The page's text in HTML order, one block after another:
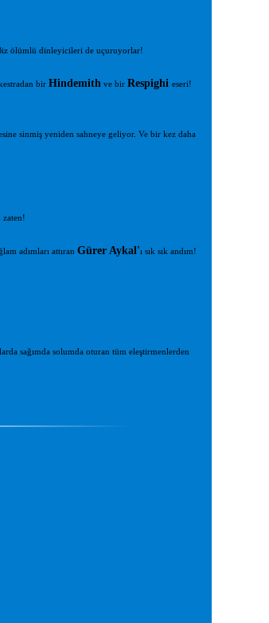
ölümlü dinleyicileri de uçuruyorlar!
bir Hindemith ve bir Respighi eseri!
sinmiş yeniden sahneye geliyor. Ve bir kez daha
zaten!
adımları attıran Gürer Aykal'ı sık sık andım!
sağımda solumda oturan tüm eleştirmenlerden